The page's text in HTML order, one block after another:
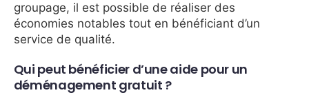
groupage, il est possible de réaliser des
économies notables tout en bénéficiant d’un
service de qualité.
Qui peut bénéficier d’une aide pour un
déménagement gratuit ?